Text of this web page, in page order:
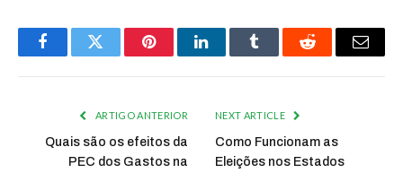
FacebookTwitter PinterestLinkedInTumblr Reddit Email
ARTIGO ANTERIOR
Quais são os efeitos da
PEC dos Gastos na
NEXT ARTICLE
Como Funcionam as
Eleições nos Estados